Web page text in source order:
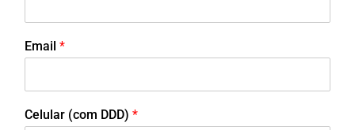
Email *
Celular (com DDD) *